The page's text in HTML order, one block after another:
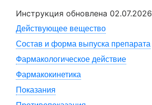
Инструкция обновлена 02.07.2026
Действующее вещество
Состав и форма выпуска препарата
Фармакологическое действие
Фармакокинетика
Показания